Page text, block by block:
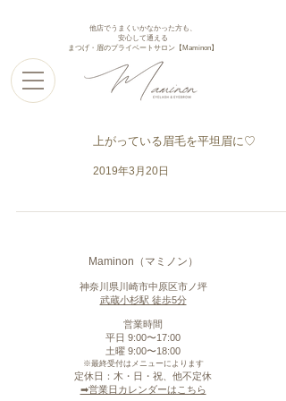
他店でうまくいかなかった方も、
安心して通える
まつげ・眉のプライベートサロン【Maminon】
上がっている眉毛を平坦眉に♡
2019年3月20日
Maminon（マミノン）
神奈川県川崎市中原区市ノ坪
武蔵小杉駅 徒歩5分
営業時間
平日 9:00〜17:00
​土曜 9:00〜18:00
※最終受付はメニューによります
定休日：木・日・祝、他不定休
​➡︎営業日カレンダーはこちら